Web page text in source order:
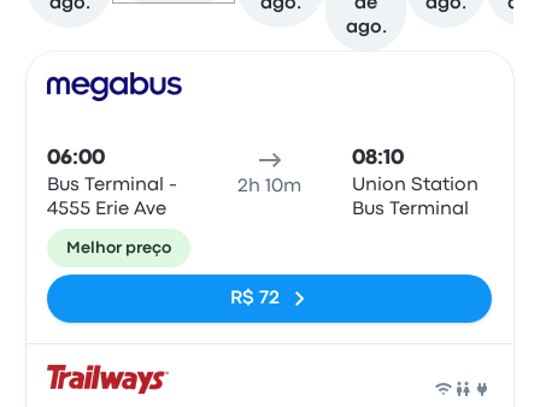
ago.
ago.
de
ago.
ago.
06:00
Bus Terminal -
4555 Erie Ave
2h 10m
08:10
Union Station
Bus Terminal
Melhor preço
R$ 72